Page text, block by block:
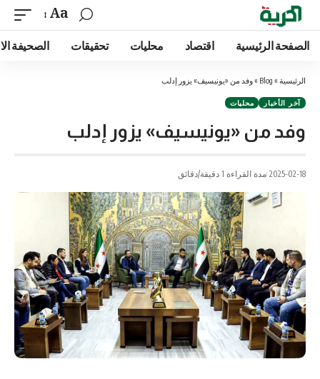
Aa
الصفحة الرئيسية اقتصاد محليات تحقيقات الصحيفة
الرئيسية »
Blog
»وفد من «يونيسيف» يزور إدلب
آخر الأخبار محليات
وفد من «يونيسيف» يزور إدلب
2025-02-18 مدة القراءة 1 دقيقة/دقائق